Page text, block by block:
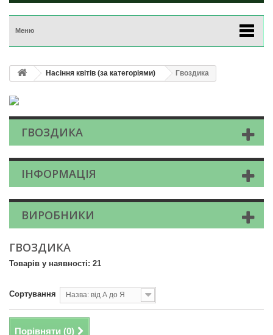
Меню
Насіння квітів (за категоріями) Гвоздика
ГВОЗДИКА
ІНФОРМАЦІЯ
ВИРОБНИКИ
ГВОЗДИКА
Товарів у наявності: 21
Сортування Назва: від А до Я
Порівняти (0)